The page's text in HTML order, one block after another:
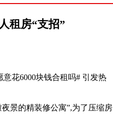
租房“支招”
花6000块钱合租吗# 引发热
景的精装修公寓”,为了压缩房